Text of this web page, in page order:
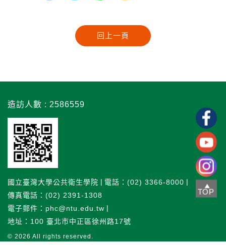
TOP
造訪人數 : 2586559
國立臺灣大學公共衛生學院
電話：(02) 3366-8000
傳真電話：(02) 2391-1308
電子郵件：phc@ntu.edu.tw
地址：100 臺北市中正區徐州路17號
© 2026 All rights reserved.